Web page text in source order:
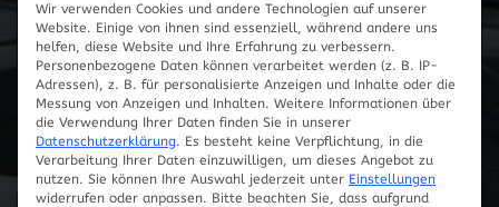
Wir verwenden Cookies und andere Technologien auf unserer
Website. Einige von ihnen sind essenziell, während andere uns
helfen, diese Website und Ihre Erfahrung zu verbessern.
Personenbezogene Daten können verarbeitet werden (z. B. IP-
Adressen), z. B. für personalisierte Anzeigen und Inhalte oder die
Messung von Anzeigen und Inhalten. Weitere Informationen über
die Verwendung Ihrer Daten finden Sie in unserer
Datenschutzerklärung. Es besteht keine Verpflichtung, in die
Verarbeitung Ihrer Daten einzuwilligen, um dieses Angebot zu
nutzen. Sie können Ihre Auswahl jederzeit unter Einstellungen
widerrufen oder anpassen. Bitte beachten Sie, dass aufgrund